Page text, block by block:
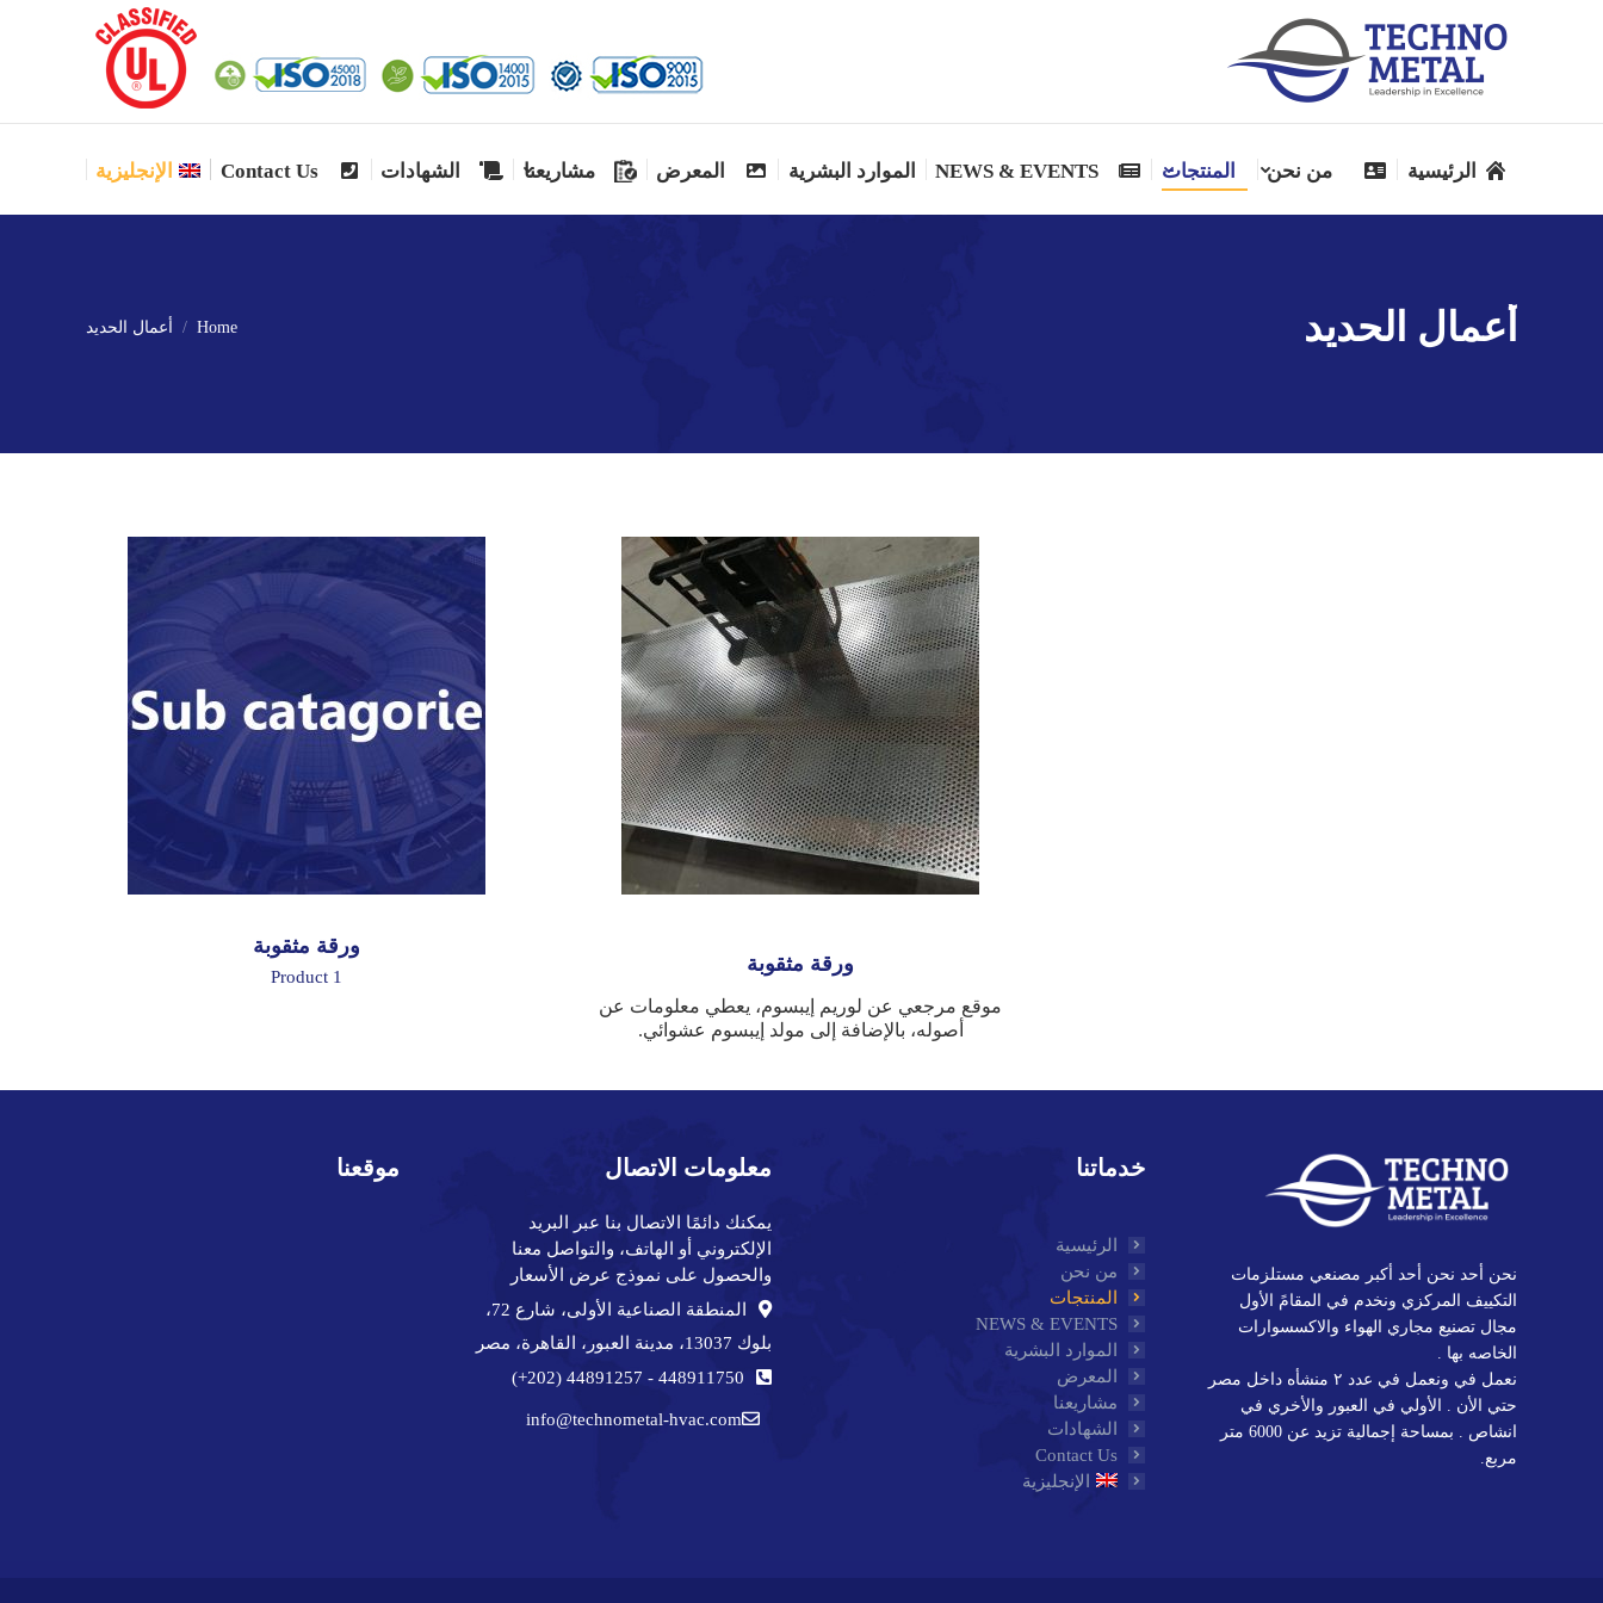
الرئيسية من نحن المنتجات NEWS & EVENTS الموارد البشرية المعرض مشاريعنا الشهادات Contact Us الإنجليزية
أعمال الحديد You are here:
Home أعمال الحديد
ورقة مثقوبة
1 Product
ورقة مثقوبة
موقع مرجعي عن لوريم إيبسوم، يعطي معلومات عن
أصوله، بالإضافة إلى مولد إيبسوم عشوائي.
نحن أحد نحن أحد أكبر مصنعي مستلزمات
التكييف المركزي ونخدم في المقامً الأول
مجال تصنيع مجاري الهواء والاكسسوارات
الخاصه بها .
نعمل في ونعمل في عدد ٢ منشأه داخل مصر
حتي الأن . الأولي في العبور والأخري في
انشاص . بمساحة إجمالية تزيد عن 6000 متر
مربع.
خدماتنا
الرئيسية
من نحن
المنتجات
NEWS & EVENTS
الموارد البشرية
المعرض
مشاريعنا
الشهادات
Contact Us
الإنجليزية
معلومات الاتصال
يمكنك دائمًا الاتصال بنا عبر البريد
الإلكتروني أو الهاتف، والتواصل معنا
والحصول على نموذج عرض الأسعار
المنطقة الصناعية الأولى، شارع 72،
بلوك 13037، مدينة العبور، القاهرة، مصر
448911750
-
44891257 (202+)
info@technometal-hvac.com
موقعنا
الرئيسية من نحن الإنجليزية